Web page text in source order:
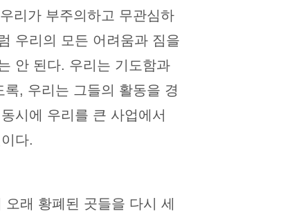
리가 부주의하고 무관심하
우리의 모든 어려움과 짐을
안 된다. 우리는 기도함과
, 우리는 그들의 활동을 경
시에 우리를 큰 사업에서
다.
래 황폐된 곳들을 다시 세